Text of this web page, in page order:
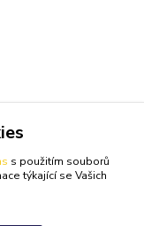
s použitím souborů
týkající se Vašich